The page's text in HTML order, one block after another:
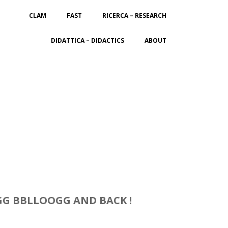
CLAM FAST RICERCA – RESEARCH
DIDATTICA – DIDACTICS ABOUT
BBLLOOGG AND BACK !